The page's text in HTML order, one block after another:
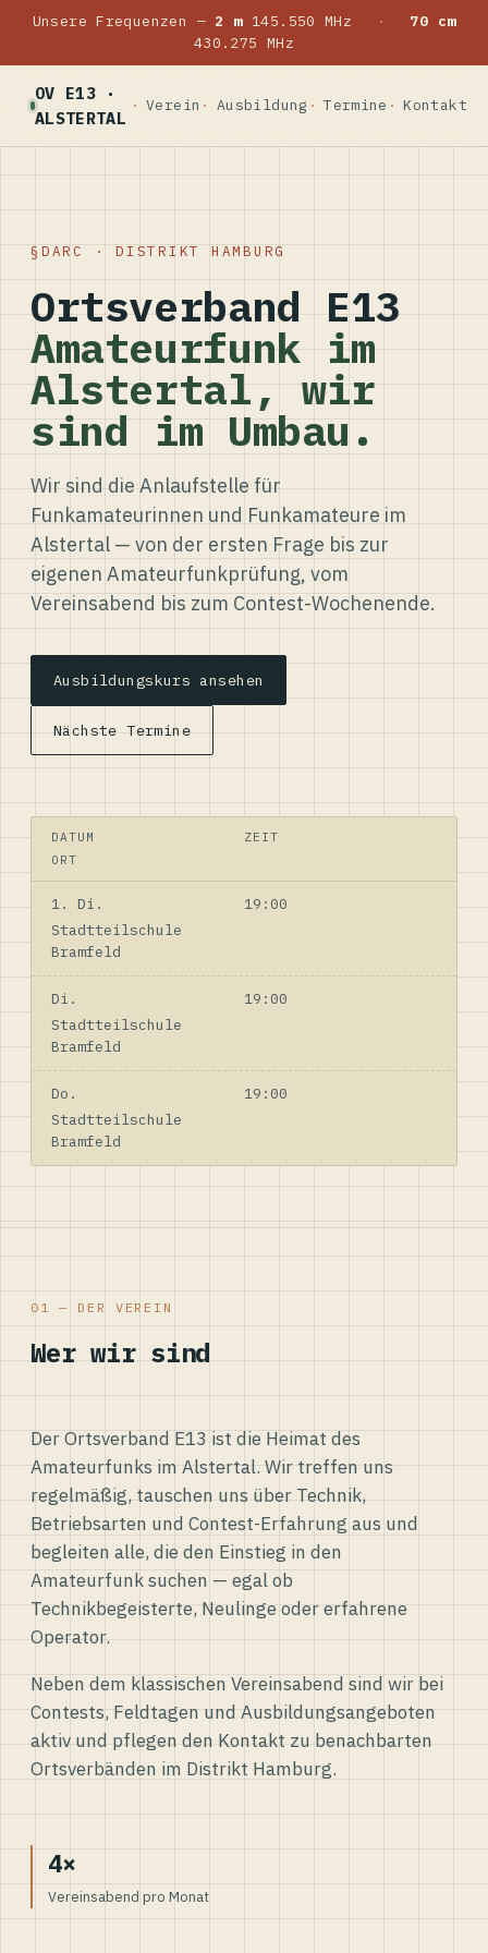
Unsere Frequenzen — 2 m145.550 MHz ·
70 cm
430.275 MHz
OV E13 ·
ALSTERTAL
Verein Ausbildung Termine Kontakt
DARC · DISTRIKT HAMBURG
Ortsverband E13
Amateurfunk im
Alstertal, wir
sind im Umbau.
Wir sind die Anlaufstelle für
Funkamateurinnen und Funkamateure im
Alstertal — von der ersten Frage bis zur
eigenen Amateurfunkprüfung, vom
Vereinsabend bis zum Contest-Wochenende.
Ausbildungskurs ansehen
Nächste Termine
DATUM
ZEIT
ORT
1. Di.
19:00
Stadtteilschule
Bramfeld
Di.
19:00
Stadtteilschule
Bramfeld
Do.
19:00
Stadtteilschule
Bramfeld
01 — DER VEREIN
Wer wir sind
Der Ortsverband E13 ist die Heimat des
Amateurfunks im Alstertal. Wir treffen uns
regelmäßig, tauschen uns über Technik,
Betriebsarten und Contest-Erfahrung aus und
begleiten alle, die den Einstieg in den
Amateurfunk suchen — egal ob
Technikbegeisterte, Neulinge oder erfahrene
Operator.
Neben dem klassischen Vereinsabend sind wir bei
Contests, Feldtagen und Ausbildungsangeboten
aktiv und pflegen den Kontakt zu benachbarten
Ortsverbänden im Distrikt Hamburg.
4×
Vereinsabend pro Monat